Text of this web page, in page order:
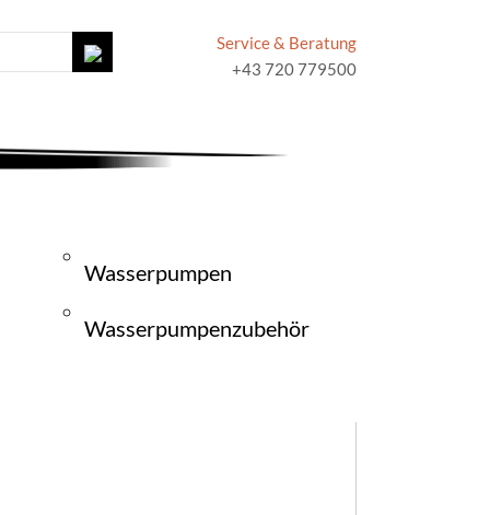
Service & Beratung
+43 720 779500
Wasserpumpen
Wasserpumpenzubehör